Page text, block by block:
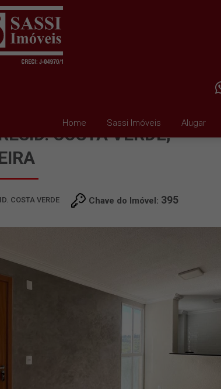
Home Sassi Imóveis Alugar
COSTA VERDE,
COSTA VERDE Chave do Imóvel: 395